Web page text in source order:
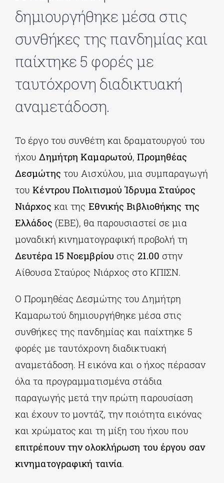
ΕΚΠΑΙΔΕΥΤΙΚΑ ΙΔΡΥΜΑΤΑ
ΔΗΜΟΙ
ΕΚΔΗΛΩΣΕΙΣ
δημιουργήθηκε μέσα στις
συνθήκες της πανδημίας και
παίχτηκε 5 φορές με
ταυτόχρονη διαδικτυακή
αναμετάδοση.
Το έργο του συνθέτη και δραματουργού του
ήχουΔημήτρη Καμαρωτού,Προμηθέας
Δεσμώτης του Αισχύλου, μια συμπαραγωγή
τουΚέντρου Πολιτισμού Ίδρυμα Σταύρος
Νιάρχος και της Εθνικής Βιβλιοθήκης της
Ελλάδος (ΕΒΕ), θα παρουσιαστεί σε μια
μοναδική κινηματογραφική προβολή τη
Δευτέρα 15 Νοεμβρίου στις 21.00 στην
Αίθουσα Σταύρος Νιάρχος στο ΚΠΙΣΝ.
Ο Προμηθέας Δεσμώτης του Δημήτρη
Καμαρωτού δημιουργήθηκε μέσα στις
συνθήκες της πανδημίας και παίχτηκε 5
φορές με ταυτόχρονη διαδικτυακή
αναμετάδοση. Η εικόνα και ο ήχος πέρασαν
όλα τα προγραμματισμένα στάδια
παραγωγής μετά την πρώτη παρουσίαση
και έχουν το μοντάζ, την ποιότητα εικόνας
και χρώματος και τη μίξη του ήχου που
επιτρέπουν την ολοκλήρωση του έργου σαν
κινηματογραφική ταινία.